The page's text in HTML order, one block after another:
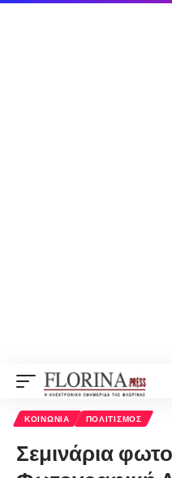
ΚΟΙΝΩΝΊΑ ΠΟΛΙΤΙΣΜΌΣ
Σεμινάρια